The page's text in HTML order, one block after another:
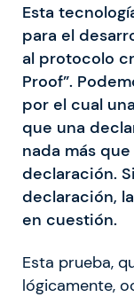
Esta
para el
al protocolo
Proof”.
por el cual
que una
nada más
declaración.
declaración,
en cuestión.
Esta prueba,
lógicamente,